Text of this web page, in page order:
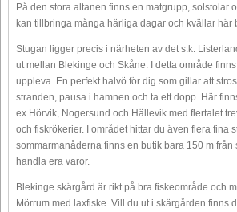
På den stora altanen finns en matgrupp, solstolar
kan tillbringa många härliga dagar och kvällar här
Stugan ligger precis i närheten av det s.k.
ut mellan Blekinge och Skåne. I detta område
uppleva. En perfekt halvö för dig som gillar att
stranden, pausa i hamnen och ta ett dopp. Här
ex Hörvik, Nogersund och Hällevik med flertalet
och fiskrökerier. I området hittar du även flera fina
sommarmanåderna finns en butik bara 150 m från
handla era varor.
Blekinge skärgård är rikt på bra fiskeområde och
Mörrum med laxfiske. Vill du ut i skärgården finns